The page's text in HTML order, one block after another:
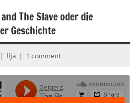
The Slave oder die
Geschichte
Ilja 1 comment